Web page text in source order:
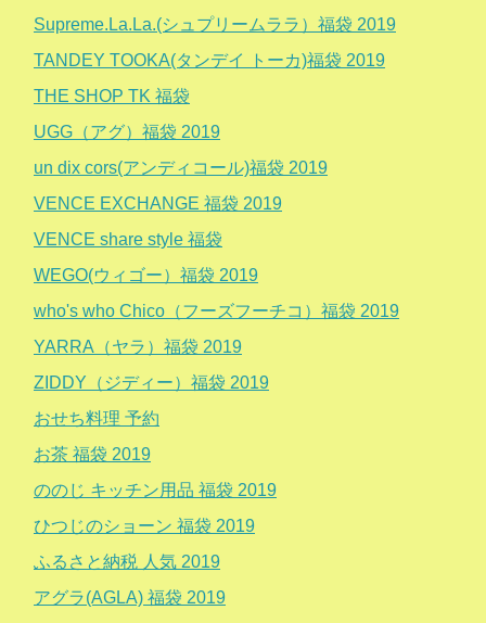
Supreme.La.La.(シュプリームララ）福袋 2019
TANDEY TOOKA(タンデイ トーカ)福袋 2019
THE SHOP TK 福袋
UGG（アグ）福袋 2019
un dix cors(アンディコール)福袋 2019
VENCE EXCHANGE 福袋 2019
VENCE share style 福袋
WEGO(ウィゴー）福袋 2019
who's who Chico（フーズフーチコ）福袋 2019
YARRA（ヤラ）福袋 2019
ZIDDY（ジディー）福袋 2019
おせち料理 予約
お茶 福袋 2019
ののじ キッチン用品 福袋 2019
ひつじのショーン 福袋 2019
ふるさと納税 人気 2019
アグラ(AGLA) 福袋 2019